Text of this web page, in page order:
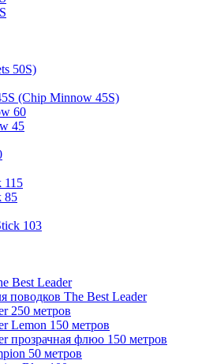
50S)
(Chip Minnow 45S)
60
45
115
85
103
Best Leader
поводков The Best Leader
250 метров
Lemon 150 метров
прозрачная флюо 150 метров
50 метров